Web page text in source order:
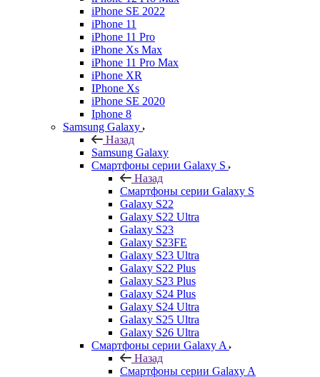
iPhone SE 2022
iPhone 11
iPhone 11 Pro
iPhone Xs Max
iPhone 11 Pro Max
iPhone XR
IPhone Xs
iPhone SE 2020
Iphone 8
Samsung Galaxy
Назад
Samsung Galaxy
Смартфоны серии Galaxy S
Назад
Смартфоны серии Galaxy S
Galaxy S22
Galaxy S22 Ultra
Galaxy S23
Galaxy S23FE
Galaxy S23 Ultra
Galaxy S22 Plus
Galaxy S23 Plus
Galaxy S24 Plus
Galaxy S24 Ultra
Galaxy S25 Ultra
Galaxy S26 Ultra
Смартфоны серии Galaxy A
Назад
Смартфоны серии Galaxy A